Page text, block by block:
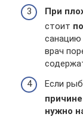
При
стоит
санацию
врач
Если
нужно